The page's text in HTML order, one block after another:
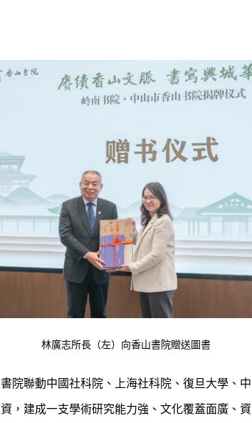
林廣志所長（左）向香山書院贈送圖書
院聯動中國社科院、上海社科院、復旦大學、
，建成一支學術研究能力強、文化覆蓋面廣、